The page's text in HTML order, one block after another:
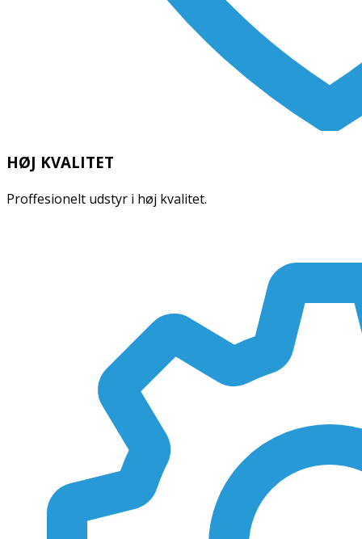
HØJ KVALITET
Proffesionelt udstyr i høj kvalitet.